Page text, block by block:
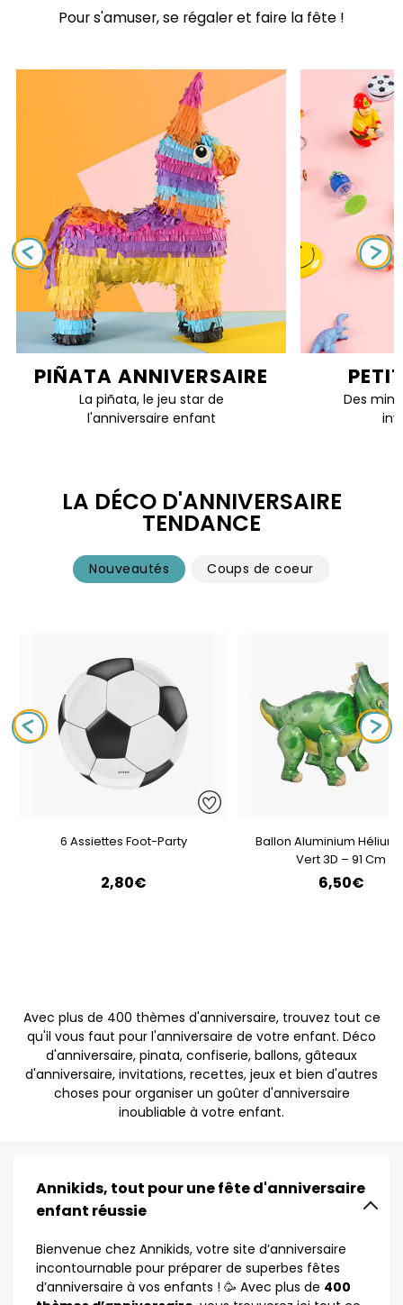
Pour s'amuser, se régaler et faire la fête !
PIÑATA ANNIVERSAIRE
La piñata, le jeu star de
l'anniversaire enfant
Des mini
LA DÉCO D'ANNIVERSAIRE
TENDANCE
Nouveautés Coups de coeur
6 Assiettes Foot-Party
2,80€
Ballon Aluminium Hélium
Vert 3D – 91 Cm
6,50€
Avec plus de 400 thèmes d'anniversaire, trouvez tout ce
qu'il vous faut pour l'anniversaire de votre enfant. Déco
d'anniversaire, pinata, confiserie, ballons, gâteaux
d'anniversaire, invitations, recettes, jeux et bien d'autres
choses pour organiser un goûter d'anniversaire
inoubliable à votre enfant.
Annikids, tout pour une fête d'anniversaire
enfant réussie
Bienvenue chez Annikids, votre site d’anniversaire
incontournable pour préparer de superbes fêtes
d’anniversaire à vos enfants ! 🥳 Avec plus de 400